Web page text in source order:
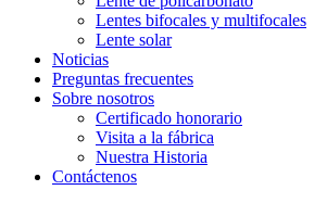
Lentes bifocales y multifocales
Lente solar
Noticias
Preguntas frecuentes
Sobre nosotros
Certificado honorario
Visita a la fábrica
Nuestra Historia
Contáctenos